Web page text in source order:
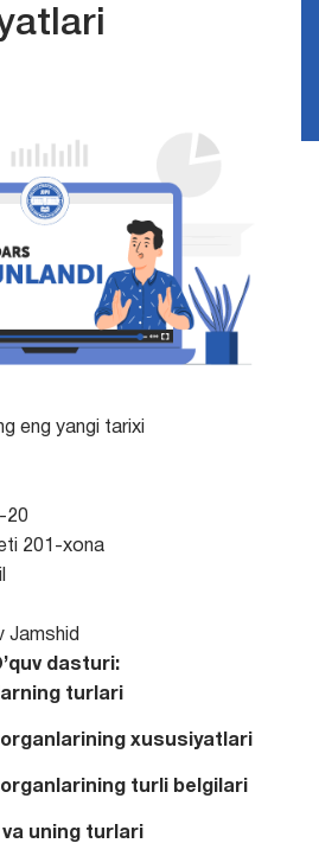
eng yangi tarixi
20
201-xona
Jamshid
dasturi:
turlari
xususiyatlari
turli belgilari
uning turlari